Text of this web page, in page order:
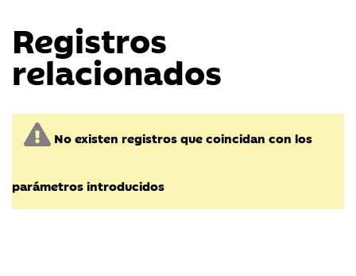
Registros
relacionados
No existen registros que coincidan con los
parámetros introducidos